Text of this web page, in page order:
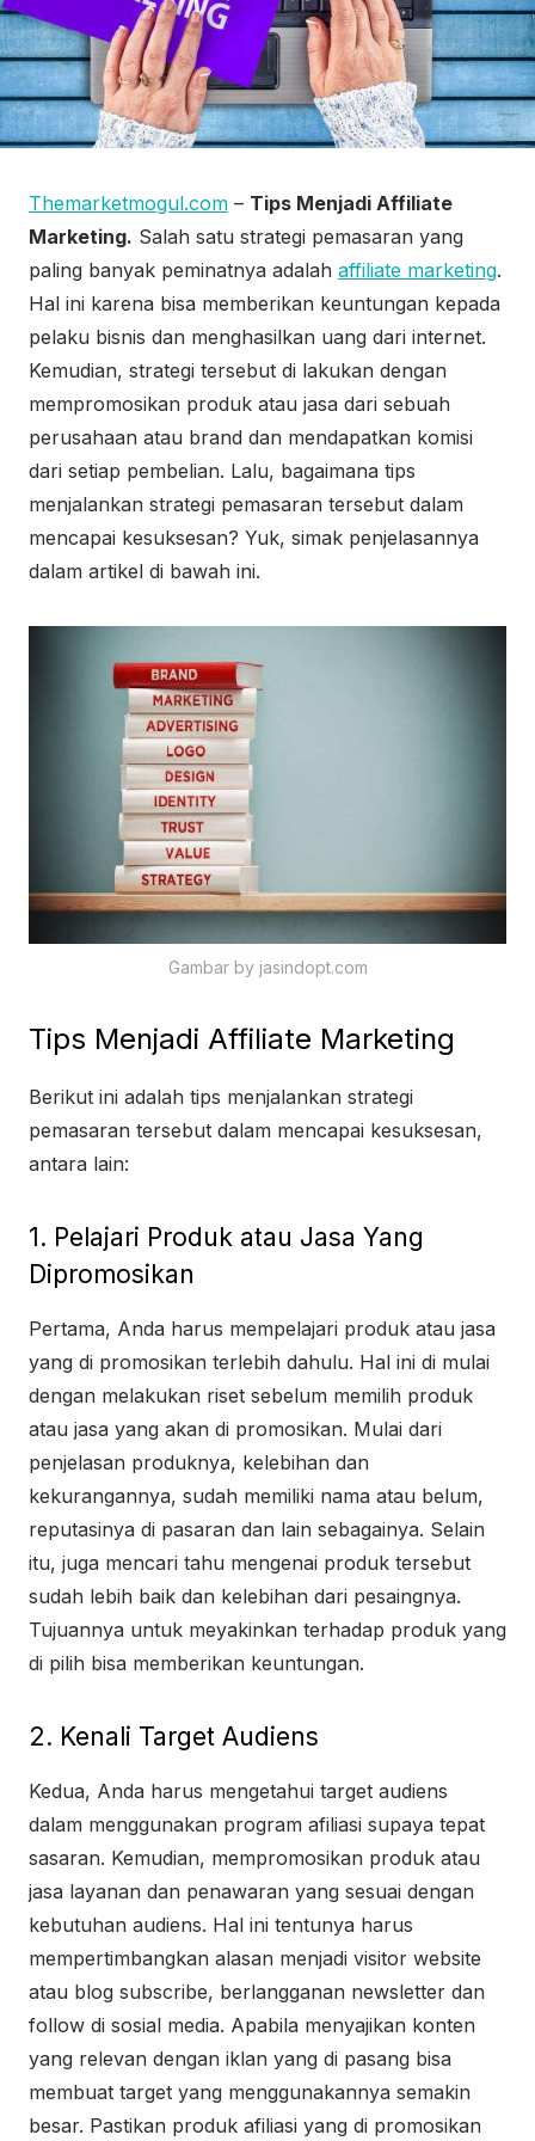
Themarketmogul.com – Tips Menjadi Affiliate
Marketing. Salah satu strategi pemasaran yang
paling banyak peminatnya adalah affiliate marketing.
Hal ini karena bisa memberikan keuntungan kepada
pelaku bisnis dan menghasilkan uang dari internet.
Kemudian, strategi tersebut di lakukan dengan
mempromosikan produk atau jasa dari sebuah
perusahaan atau brand dan mendapatkan komisi
dari setiap pembelian. Lalu, bagaimana tips
menjalankan strategi pemasaran tersebut dalam
mencapai kesuksesan? Yuk, simak penjelasannya
dalam artikel di bawah ini.
Gambar by jasindopt.com
Tips Menjadi Affiliate Marketing
Berikut ini adalah tips menjalankan strategi
pemasaran tersebut dalam mencapai kesuksesan,
antara lain:
1. Pelajari Produk atau Jasa Yang
Dipromosikan
Pertama, Anda harus mempelajari produk atau jasa
yang di promosikan terlebih dahulu. Hal ini di mulai
dengan melakukan riset sebelum memilih produk
atau jasa yang akan di promosikan. Mulai dari
penjelasan produknya, kelebihan dan
kekurangannya, sudah memiliki nama atau belum,
reputasinya di pasaran dan lain sebagainya. Selain
itu, juga mencari tahu mengenai produk tersebut
sudah lebih baik dan kelebihan dari pesaingnya.
Tujuannya untuk meyakinkan terhadap produk yang
di pilih bisa memberikan keuntungan.
2. Kenali Target Audiens
Kedua, Anda harus mengetahui target audiens
dalam menggunakan program afiliasi supaya tepat
sasaran. Kemudian, mempromosikan produk atau
jasa layanan dan penawaran yang sesuai dengan
kebutuhan audiens. Hal ini tentunya harus
mempertimbangkan alasan menjadi visitor website
atau blog subscribe, berlangganan newsletter dan
follow di sosial media. Apabila menyajikan konten
yang relevan dengan iklan yang di pasang bisa
membuat target yang menggunakannya semakin
besar. Pastikan produk afiliasi yang di promosikan